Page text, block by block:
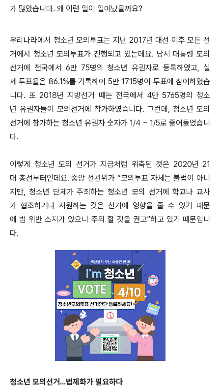
가 많았습니다. 왜 이런 일이 일어났을까요?
우리나라에서 청소년 모의투표는 지난 2017년 대선 이후 모든 선
거에서 청소년 모의투표가 진행되고 있는데요. 당시 대통령 모의
선거에 전국에서 6만 75명의 청소년 유권자로 등록하였고, 실
제 투표율은 86.1%를 기록하여 5만 1715명이 투표에 참여하였습
니다. 또 2018년 지방선거 때는 전국에서 4만 5765명의 청소
년 유권자들이 모의선거에 참가하였습니다. 그런데, 청소년 모의
선거에 참가하는 청소년 유권자 숫자가 1/4 ~ 1/5로 줄어들었습니
다.
이렇게 청소년 모의 선거가 지금처럼 위축된 것은 2020년 21
대 총선부터인데요. 중앙 선관위가 “모의투표 자체는 불법이 아니
지만, 청소년 단체가 주최하는 청소년 모의 선거에 학교나 교사
가 협조하거나 지원하는 것은 선거에 영향을 줄 수 있기 때문
에 법 위반 소지가 있으니 주의 할 것을 권고”하고 있기 때문입니
다.
청소년 모의선거...법제화가 필요하다